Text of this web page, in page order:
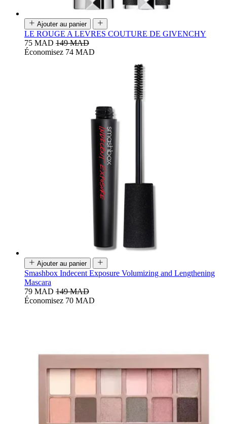
Ajouter au panier
LE ROUGE A LEVRES COUTURE DE GIVENCHY
75 MAD 149 MAD
Économisez 74 MAD
Ajouter au panier
Smashbox Indecent Exposure Volumizing and Lengthening
Mascara
79 MAD 149 MAD
Économisez 70 MAD